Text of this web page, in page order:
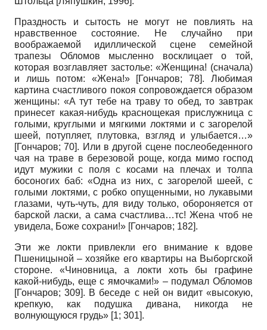
Праздность и сытость не могут не повлиять на
нравственное состояние. Не случайно при
воображаемой идиллической сцене семейной
трапезы Обломов мысленно восклицает о той,
которая возглавляет застолье: «Женщина! (сначала)
и лишь потом: «Жена!» [Гончаров; 78]. Любимая
картина счастливого покоя сопровождается образом
женщины: «А тут тебе на траву то обед, то завтрак
принесет какая-нибудь краснощекая прислужница с
голыми, круглыми и мягкими локтями и с загорелой
шеей, потупляет, плутовка, взгляд и улыбается…»
[Гончаров; 70]. Или в другой сцене послеобеденного
чая на траве в березовой роще, когда мимо господ
идут мужики с поля с косами на плечах и толпа
босоногих баб: «Одна из них, с загорелой шеей, с
голыми локтями, с робко опущенными, но лукавыми
глазами, чуть-чуть, для виду только, обороняется от
барской ласки, а сама счастлива…тс! Жена чтоб не
увидела, Боже сохрани!» [Гончаров; 182].
Эти же локти привлекли его внимание к вдове
Пшеницыной – хозяйке его квартиры на Выборгской
стороне. «Чиновница, а локти хоть бы графине
какой-нибудь, еще с ямочками!» – подумал Обломов
[Гончаров; 309]. В беседе с ней он видит «высокую,
крепкую, как подушка дивана, никогда не
волнующуюся грудь» [1; 301].